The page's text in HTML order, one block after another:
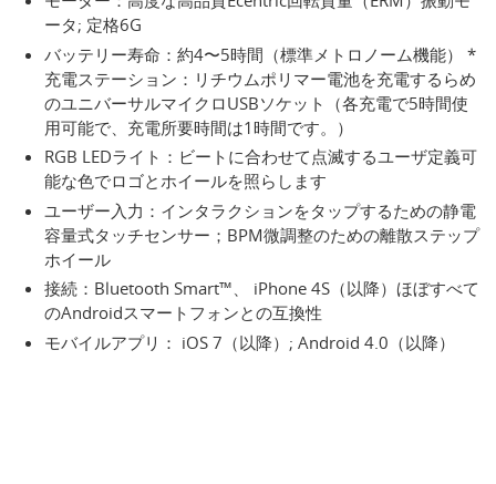
ータ; 定格6G
バッテリー寿命：約4〜5時間（標準メトロノーム機能） *
充電ステーション：リチウムポリマー電池を充電するらめ
のユニバーサルマイクロUSBソケット（各充電で5時間使
用可能で、充電所要時間は1時間です。）
RGB LEDライト：ビートに合わせて点滅するユーザ定義可
能な色でロゴとホイールを照らします
ユーザー入力：インタラクションをタップするための静電
容量式タッチセンサー；BPM微調整のための離散ステップ
ホイール
接続：Bluetooth Smart™、 iPhone 4S（以降）ほぼすべて
のAndroidスマートフォンとの互換性
モバイルアプリ： iOS 7（以降）; Android 4.0（以降）